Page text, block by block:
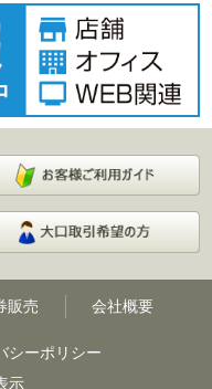
販売 会社概要
シーポリシー
示